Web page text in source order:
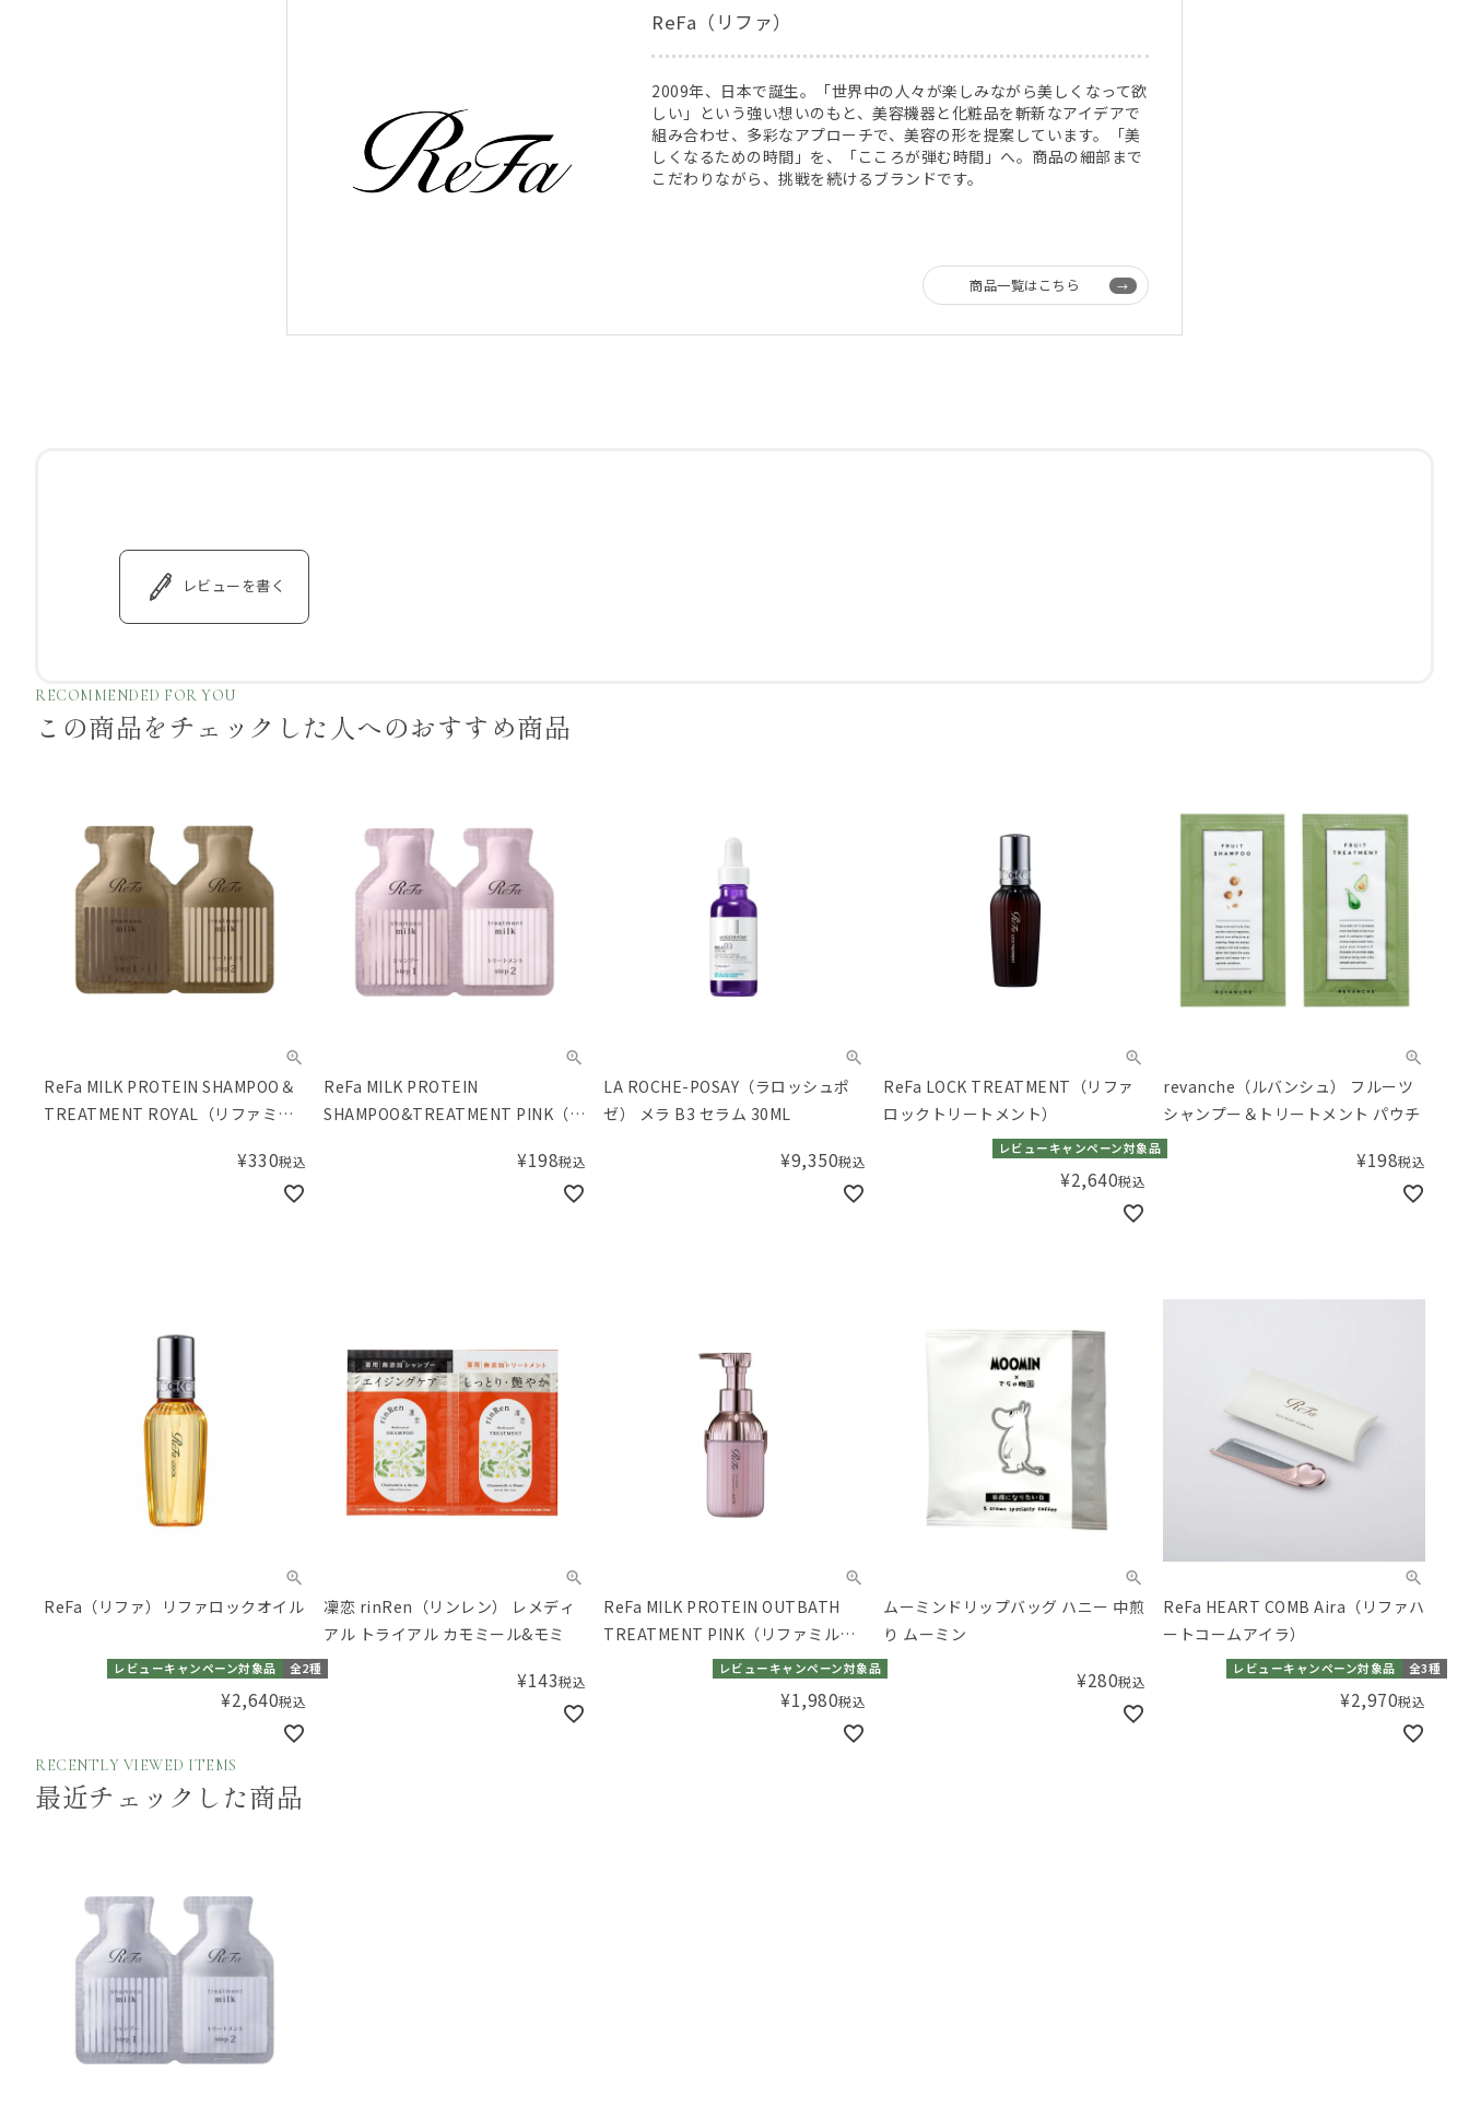
ReFa（リファ）
2009年、日本で誕生。「世界中の人々が楽しみながら美しくなって欲
しい」という強い想いのもと、美容機器と化粧品を斬新なアイデアで
組み合わせ、多彩なアプローチで、美容の形を提案しています。「美
しくなるための時間」を、「こころが弾む時間」へ。商品の細部まで
こだわりながら、挑戦を続けるブランドです。
商品一覧はこちら
レビューを書く
RECOMMENDED FOR YOU
この商品をチェックした 人へのおすすめ商品
ReFa MILK PROTEIN SHAMPOO＆
TREATMENT ROYAL（リファミル
メントロイヤル） 10mL、10g
¥330税込
ReFa MILK PROTEIN
SHAMPOO&TREATMENT PINK（リ
トリートメントピンク）10mL、
¥198税込
LA ROCHE-POSAY（ラロッシュポ
ゼ） メラ B3 セラム 30ML
¥9,350税込
ReFa LOCK TREATMENT（リファ
ロックトリートメント）
レビューキャンペーン対象品
¥2,640税込
revanche（ルバンシュ） フルーツ
シャンプー＆トリートメント パウチ
¥198税込
ReFa（リファ）リファロックオイル
レビューキャンペーン対象品 全2種
¥2,640税込
凜恋 rinRen（リンレン） レメディ
アル トライアル カモミール&モミ
¥143税込
ReFa MILK PROTEIN OUTBATH
TREATMENT PINK（リファミルク
プロテインアウトバストリートメン
レビューキャンペーン対象品
¥1,980税込
ムーミンドリップバッグ ハニー 中煎
り ムーミン
¥280税込
ReFa HEART COMB Aira（リファハ
ートコームアイラ）
レビューキャンペーン対象品 全3種
¥2,970税込
RECENTLY VIEWED ITEMS
最近チェックした商品